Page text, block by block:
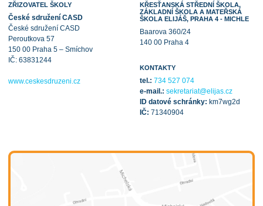
ZŘIZOVATEL ŠKOLY
České sdružení CASD
České sdružení CASD
Peroutkova 57
150 00 Praha 5 – Smíchov
IČ: 63831244
www.ceskesdruzeni.cz
KŘESŤANSKÁ STŘEDNÍ ŠKOLA,
ZÁKLADNÍ ŠKOLA A MATEŘSKÁ
ŠKOLA ELIJÁŠ, PRAHA 4 - MICHLE
Baarova 360/24
140 00 Praha 4
KONTAKTY
tel.: 734 527 074
e-mail.: sekretariat@elijas.cz
ID datové schránky: km7wg2d
IČ: 71340904